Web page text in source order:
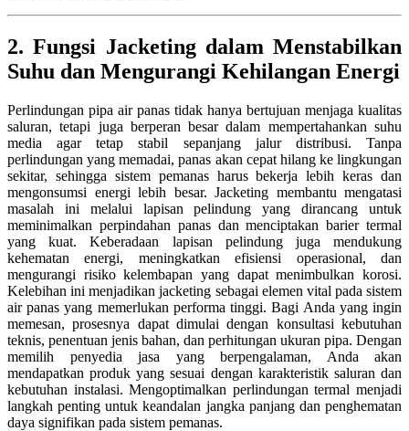
2. Fungsi Jacketing dalam Menstabilkan
Suhu dan Mengurangi Kehilangan Energi
Perlindungan pipa air panas tidak hanya bertujuan menjaga kualitas
saluran, tetapi juga berperan besar dalam mempertahankan suhu
media agar tetap stabil sepanjang jalur distribusi. Tanpa
perlindungan yang memadai, panas akan cepat hilang ke lingkungan
sekitar, sehingga sistem pemanas harus bekerja lebih keras dan
mengonsumsi energi lebih besar. Jacketing membantu mengatasi
masalah ini melalui lapisan pelindung yang dirancang untuk
meminimalkan perpindahan panas dan menciptakan barier termal
yang kuat. Keberadaan lapisan pelindung juga mendukung
kehematan energi, meningkatkan efisiensi operasional, dan
mengurangi risiko kelembapan yang dapat menimbulkan korosi.
Kelebihan ini menjadikan jacketing sebagai elemen vital pada sistem
air panas yang memerlukan performa tinggi. Bagi Anda yang ingin
memesan, prosesnya dapat dimulai dengan konsultasi kebutuhan
teknis, penentuan jenis bahan, dan perhitungan ukuran pipa. Dengan
memilih penyedia jasa yang berpengalaman, Anda akan
mendapatkan produk yang sesuai dengan karakteristik saluran dan
kebutuhan instalasi. Mengoptimalkan perlindungan termal menjadi
langkah penting untuk keandalan jangka panjang dan penghematan
daya signifikan pada sistem pemanas.